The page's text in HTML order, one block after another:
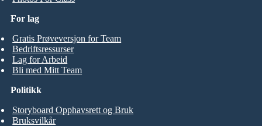
For lag
Gratis Prøveversjon for Team
Bedriftsressurser
Lag for Arbeid
Bli med Mitt Team
Politikk
Storyboard Opphavsrett og Bruk
Bruksvilkår